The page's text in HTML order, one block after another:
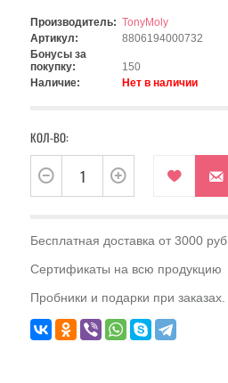
Производитель: TonyMoly
Артикул:
8806194000732
Бонусы за
покупку:
150
Наличие:
Нет в наличии
КОЛ-ВО:
Бесплатная доставка от 3000 руб.
Сертификаты на всю продукцию
Пробники и подарки при заказах.